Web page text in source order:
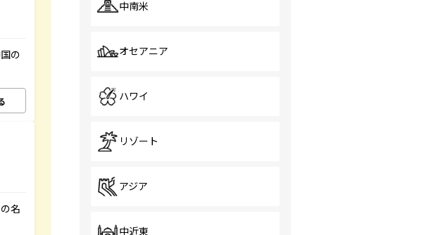
の
名
中南米
オセアニア
ハワイ
リゾート
アジア
中近東